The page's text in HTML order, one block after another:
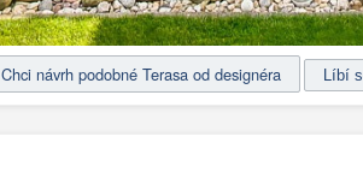
Chci návrh podobné Terasa od designéra